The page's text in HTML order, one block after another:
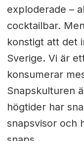
exploderade –
cocktailbar.
konstigt att det
Sverige. Vi är
konsumerar
Snapskulturen
högtider har
snapsvisor och